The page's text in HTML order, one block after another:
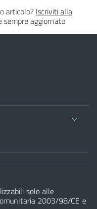
articolo? Iscriviti alla
aggiornato
solo alle
2003/98/CE e